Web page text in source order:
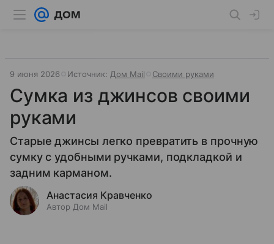
9 июня 2026 Источник: Дом Mail Своими руками
Сумка из джинсов своими
руками
Старые джинсы легко превратить в прочную
сумку с удобными ручками, подкладкой и
задним карманом.
Анастасия Кравченко
Автор Дом Mail